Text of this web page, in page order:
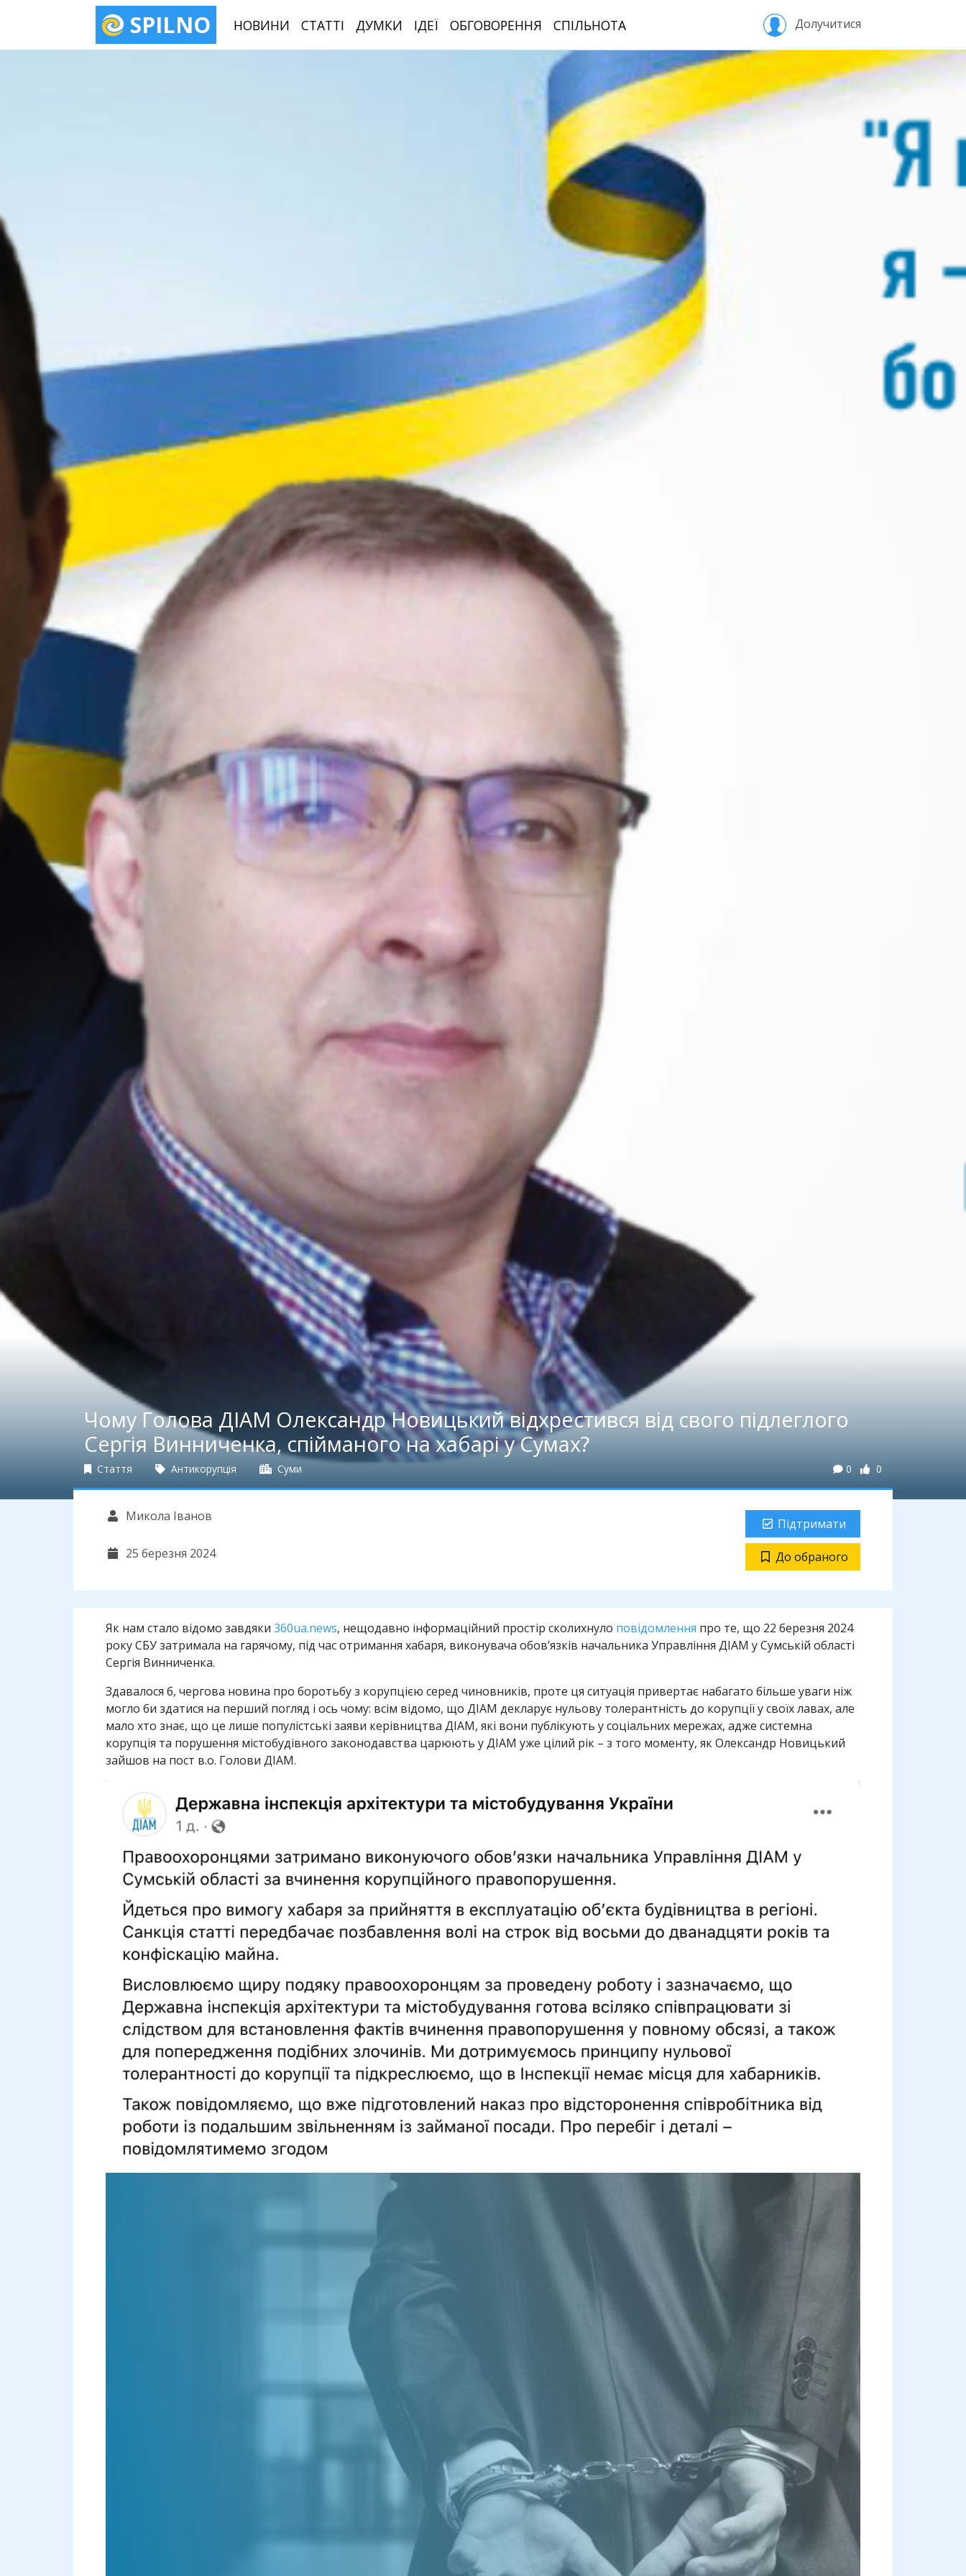
SPILNO НОВИНИ СТАТТІ ДУМКИ ІДЕЇ ОБГОВОРЕННЯ СПІЛЬНОТА Долучитися
Чому Голова ДІАМ Олександр Новицький відхрестився від свого підлеглого
Сергія Винниченка, спійманого на хабарі у Сумах?
Стаття Антикорупція Суми 0 0
Микола Іванов
25 березня 2024
Підтримати
До обраного
Як нам стало відомо завдяки 360ua.news, нещодавно інформаційний простір сколихнуло повідомлення про те, що 22 березня 2024
року СБУ затримала на гарячому, під час отримання хабаря, виконувача обовʼязків начальника Управління ДІАМ у Сумській області
Сергія Винниченка.
Здавалося б, чергова новина про боротьбу з корупцією серед чиновників, проте ця ситуація привертає набагато більше уваги ніж
могло би здатися на перший погляд і ось чому: всім відомо, що ДІАМ декларує нульову толерантність до корупції у своїх лавах, але
мало хто знає, що це лише популістські заяви керівництва ДІАМ, які вони публікують у соціальних мережах, адже системна
корупція та порушення містобудівного законодавства царюють у ДІАМ уже цілий рік – з того моменту, як Олександр Новицький
зайшов на пост в.о. Голови ДІАМ.